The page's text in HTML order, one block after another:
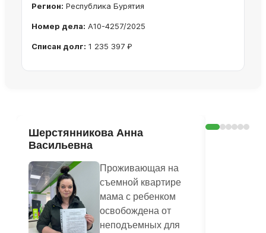
Регион: Республика Бурятия
Номер дела: А10-4257/2025
Списан долг: 1 235 397 ₽
Шерстянникова Анна
Васильевна
Проживающая на
съемной квартире
мама с ребенком
освобождена от
неподъемных для